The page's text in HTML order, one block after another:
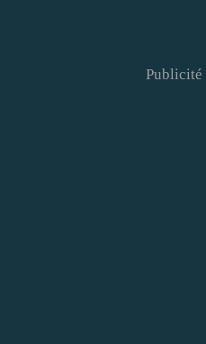
Publicité